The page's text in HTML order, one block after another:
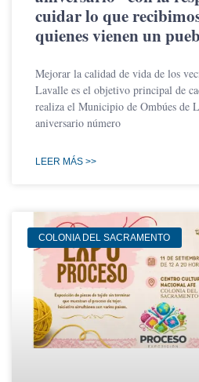
cuidar lo que
quienes vienen un
Mejorar la calidad de vida de los
Lavalle es el objetivo principal de
realiza el Municipio de Ombúes de
aniversario número
LEER MÁS >>
COLONIA DEL SACRAMENTO